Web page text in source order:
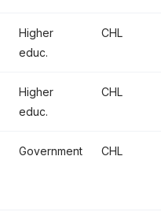
Higher
educ.
CHL
Higher
educ.
CHL
Government CHL